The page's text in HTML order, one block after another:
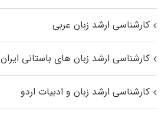
کارشناسی ارشد زبان عربی
کارشناسی ارشد زبان‌ های باستانی ایران
کارشناسی ارشد زبان و ادبیات اردو